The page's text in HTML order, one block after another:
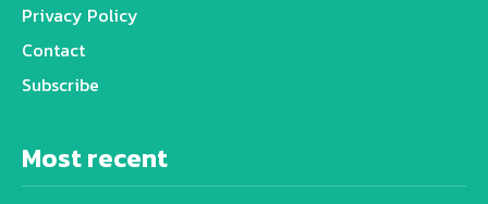
Privacy Policy
Contact
Subscribe
Most recent